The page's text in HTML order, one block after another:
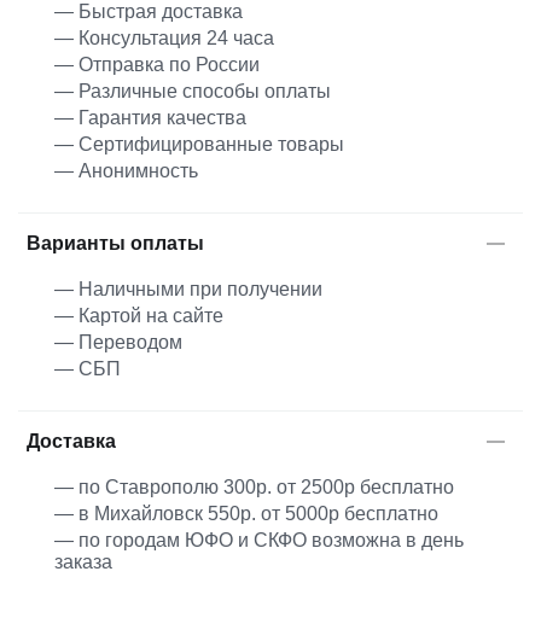
— Быстрая доставка
— Консультация 24 часа
— Отправка по России
— Различные способы оплаты
— Гарантия качества
— Сертифицированные товары
— Анонимность
Варианты оплаты
— Наличными при получении
— Картой на сайте
— Переводом
— СБП
Доставка
— по Ставрополю 300р. от 2500р бесплатно
— в Михайловск 550р. от 5000р бесплатно
— по городам ЮФО и СКФО возможна в день
заказа